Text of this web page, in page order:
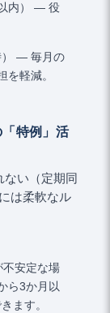
内） ― 役
） ― 毎月の
を軽減。
特例」活
い（定期同
は柔軟なル
安定な場
ら3か月以
ます。